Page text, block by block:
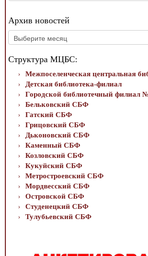
Архив новостей
Архив
новостей
Структура МЦБС:
Межпоселенческая центральная
Детская библиотека-филиал
Городской библиотечный филиал
Бельковский СБФ
Гатский СБФ
Грицовский СБФ
Дьконовский СБФ
Каменный СБФ
Козловский СБФ
Кукуйский СБФ
Метростроевский СБФ
Мордвесский СБФ
Островской СБФ
Студенецкий СБФ
Тулубьевский СБФ